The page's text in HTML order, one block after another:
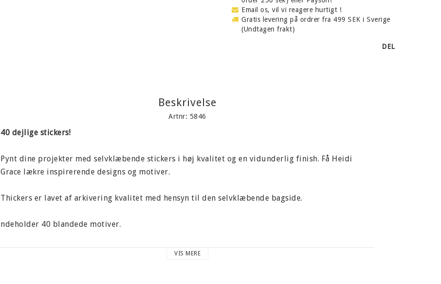
Email os, vil vi reagere hurtigt !
Gratis levering på ordrer fra 499 SEK i Sverige
(Undtagen frakt)
DEL
Beskrivelse
Artnr: 5846
40 dejlige stickers!
Pynt dine projekter med selvklæbende stickers i høj kvalitet og en vidunderlig finish. Få Heidi
Grace lækre inspirerende designs og motiver.
Thickers er lavet af arkivering kvalitet med hensyn til den selvklæbende bagside.
ndeholder 40 blandede motiver.
Størrelseseksempel "stor cirkel" 60 mm. VIS MERE